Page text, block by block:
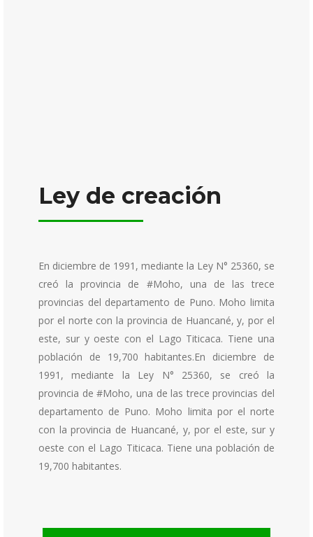
Ley de creación
En diciembre de 1991, mediante la Ley N° 25360, se
creó la provincia de #Moho, una de las trece
provincias del departamento de Puno. Moho limita
por el norte con la provincia de Huancané, y, por el
este, sur y oeste con el Lago Titicaca. Tiene una
población de 19,700 habitantes.En diciembre de
1991, mediante la Ley N° 25360, se creó la
provincia de #Moho, una de las trece provincias del
departamento de Puno. Moho limita por el norte
con la provincia de Huancané, y, por el este, sur y
oeste con el Lago Titicaca. Tiene una población de
19,700 habitantes.